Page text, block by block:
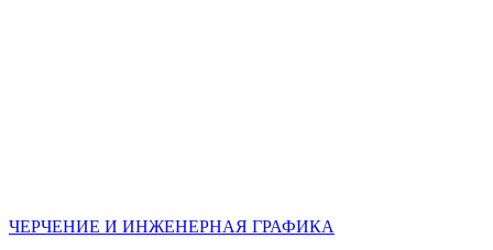
ЧЕРЧЕНИЕ И ИНЖЕНЕРНАЯ ГРАФИКА